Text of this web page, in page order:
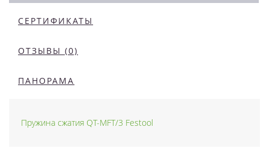
СЕРТИФИКАТЫ
ОТЗЫВЫ (0)
ПАНОРАМА
Пружина сжатия QT-MFT/3 Festool